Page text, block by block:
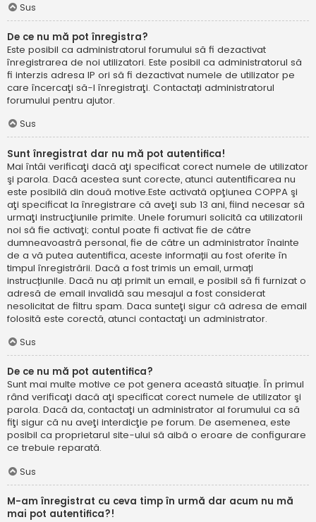
Sus
De ce nu mă pot înregistra?
Este posibil ca administratorul forumului să fi dezactivat
înregistrarea de noi utilizatori. Este posibil ca administratorul să
fi interzis adresa IP ori să fi dezactivat numele de utilizator pe
care încercaţi să-l înregistraţi. Contactați administratorul
forumului pentru ajutor.
Sus
Sunt înregistrat dar nu mă pot autentifica!
Mai întâi verificaţi dacă aţi specificat corect numele de utilizator
şi parola. Dacă acestea sunt corecte, atunci autentificarea nu
este posibilă din două motive.Este activată opţiunea COPPA şi
aţi specificat la înregistrare că aveţi sub 13 ani, fiind necesar să
urmaţi instrucţiunile primite. Unele forumuri solicită ca utilizatorii
noi să fie activaţi; contul poate fi activat fie de către
dumneavoastră personal, fie de către un administrator înainte
de a vă putea autentifica, aceste informații au fost oferite în
timpul înregistrării. Dacă a fost trimis un email, urmați
instrucțiunile. Dacă nu ați primit un email, e posibil să fi furnizat o
adresă de email invalidă sau mesajul a fost considerat
nesolicitat de filtru spam. Daca sunteţi sigur că adresa de email
folosită este corectă, atunci contactaţi un administrator.
Sus
De ce nu mă pot autentifica?
Sunt mai multe motive ce pot genera această situație. În primul
rând verificaţi dacă aţi specificat corect numele de utilizator şi
parola. Dacă da, contactaţi un administrator al forumului ca să
fiţi sigur că nu aveţi interdicţie pe forum. De asemenea, este
posibil ca proprietarul site-ului să aibă o eroare de configurare
ce trebuie reparată.
Sus
M-am înregistrat cu ceva timp în urmă dar acum nu mă
mai pot autentifica?!